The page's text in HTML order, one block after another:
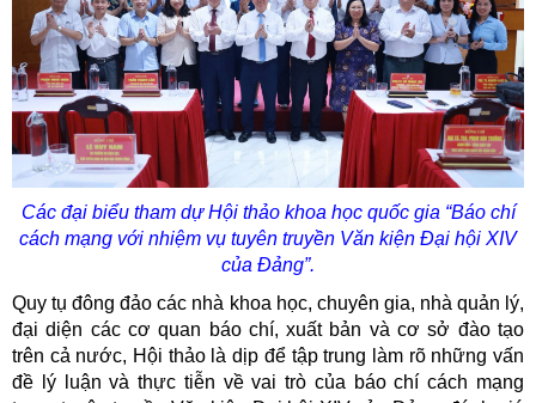
Các đại biểu tham dự Hội thảo khoa học quốc gia “Báo chí
cách mạng với nhiệm vụ tuyên truyền Văn kiện Đại hội XIV
của Đảng”.
Quy tụ đông đảo các nhà khoa học, chuyên gia, nhà quản lý,
đại diện các cơ quan báo chí, xuất bản và cơ sở đào tạo
trên cả nước, Hội thảo là dịp để tập trung làm rõ những vấn
đề lý luận và thực tiễn về vai trò của báo chí cách mạng